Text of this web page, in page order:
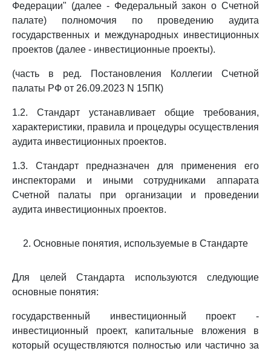
Федерации" (далее - Федеральный закон о Счетной
палате) полномочия по проведению аудита
государственных и международных инвестиционных
проектов (далее - инвестиционные проекты).
(часть в ред. Постановления Коллегии Счетной
палаты РФ от 26.09.2023 N 15ПК)
1.2. Стандарт устанавливает общие требования,
характеристики, правила и процедуры осуществления
аудита инвестиционных проектов.
1.3. Стандарт предназначен для применения его
инспекторами и иными сотрудниками аппарата
Счетной палаты при организации и проведении
аудита инвестиционных проектов.
2. Основные понятия, используемые в Стандарте
Для целей Стандарта используются следующие
основные понятия:
государственный инвестиционный проект -
инвестиционный проект, капитальные вложения в
который осуществляются полностью или частично за